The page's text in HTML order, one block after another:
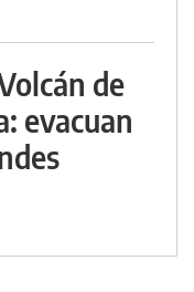
de
evacuan